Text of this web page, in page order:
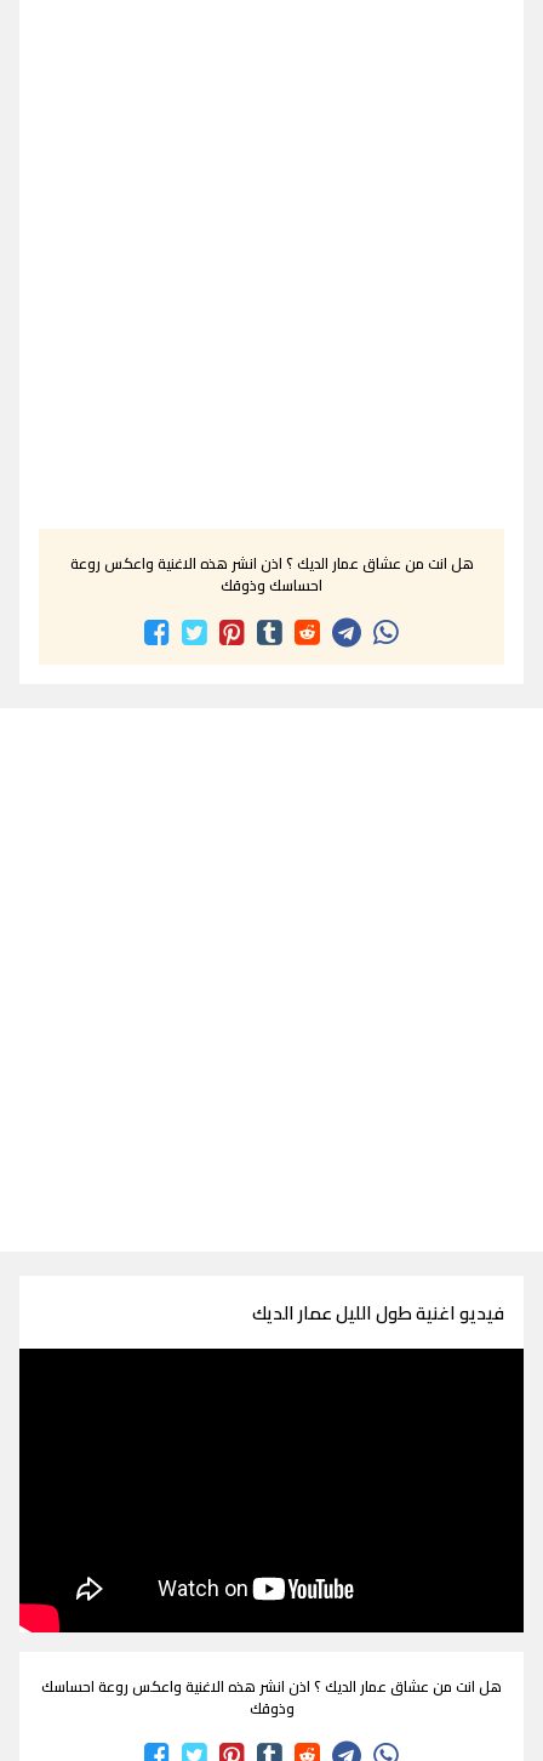
هل انت من عشاق عمار الديك ؟ اذن انشر هذه الاغنية واعكس روعة
احساسك وذوقك
فيديو اغنية طول الليل عمار الديك
هل انت من عشاق عمار الديك ؟ اذن انشر هذه الاغنية واعكس روعة احساسك
وذوقك